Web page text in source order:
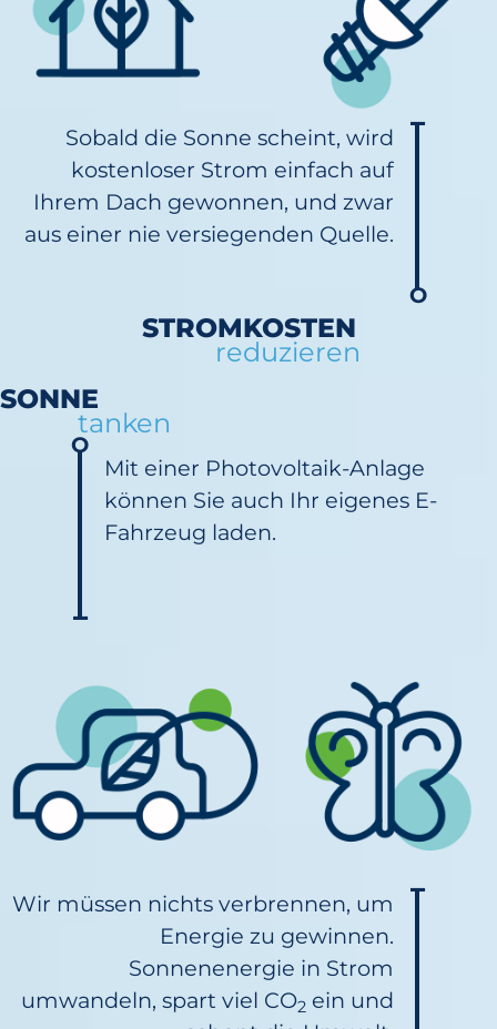
Sobald die Sonne scheint, wird
kostenloser Strom einfach auf
Ihrem Dach gewonnen, und zwar
aus einer nie versiegenden Quelle.
STROMKOSTEN
reduzieren
SONNE
tanken
Mit einer Photovoltaik-Anlage
können Sie auch Ihr eigenes E-
Fahrzeug laden.
Wir müssen nichts verbrennen, um
Energie zu gewinnen.
Sonnenenergie in Strom
umwandeln, spart viel CO2ein und